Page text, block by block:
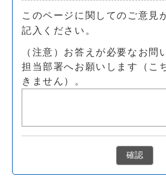
このページに関してのご意見
記入ください。
（注意）お答えが必要なお問
担当部署へお願いします（こ
きません）。
確認